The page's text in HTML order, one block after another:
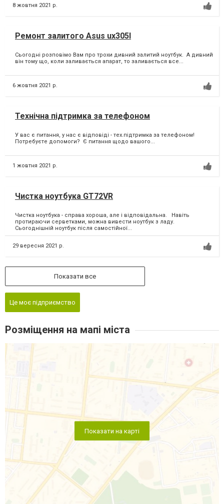
8 жовтня 2021 р.
Ремонт залитого Asus ux305I
Сьогодні розповімо Вам про трохи дивний залитий ноутбук. ⁣ А дивний
він тому що, коли заливається апарат, то заливається все...
6 жовтня 2021 р.
Технічна підтримка за телефоном
У вас є питання, у нас є відповіді - тех.підтримка за телефоном! ⁣
Потребуєте допомоги? ⁣ Є питання щодо вашого...
1 жовтня 2021 р.
Чистка ноутбука GT72VR
Чистка ноутбука - справа хороша, але і відповідальна. Навіть
протираючи серветками, можна вивести ноутбук з ладу.
Сьогоднішній ноутбук після самостійної...
29 вересня 2021 р.
Показати все
Це моє підприємство
Розміщення на мапі міста
Показати на карті